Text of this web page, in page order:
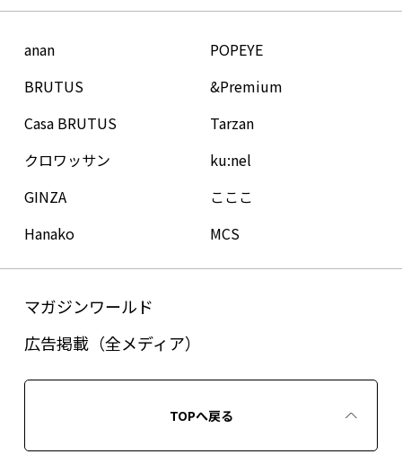
anan
BRUTUS
Casa BRUTUS
クロワッサン
GINZA
Hanako
POPEYE
&Premium
Tarzan
ku:nel
こここ
MCS
マガジンワールド
広告掲載（全メディア）
TOPへ戻る